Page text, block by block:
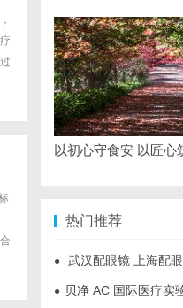
热门推荐
● 武汉配眼镜 上海配
● 贝净 AC 国际医疗实验